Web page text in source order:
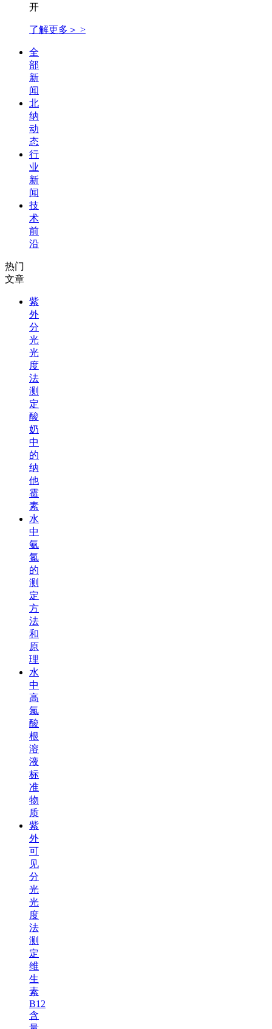
开
了解更多＞ >
全
部
新
闻
北
纳
动
态
行
业
新
闻
技
术
前
沿
热门
文章
紫
外
分
光
光
度
法
测
定
酸
奶
中
的
纳
他
霉
素
水
中
氨
氮
的
测
定
方
法
和
原
理
水
中
高
氯
酸
根
溶
液
标
准
物
质
紫
外
可
见
分
光
光
度
法
测
定
维
生
素
B12
含